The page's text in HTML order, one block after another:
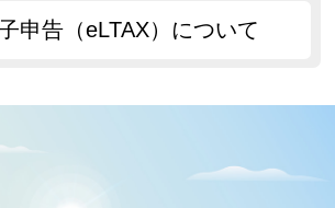
申告（eLTAX）について